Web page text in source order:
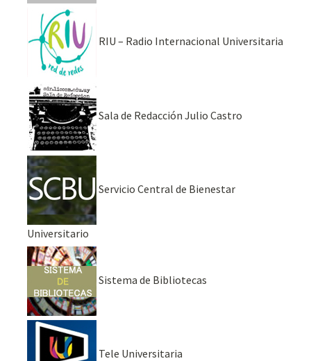
RIU – Radio Internacional Universitaria
Sala de Redacción Julio Castro
Servicio Central de Bienestar
Universitario
Sistema de Bibliotecas
Tele Universitaria